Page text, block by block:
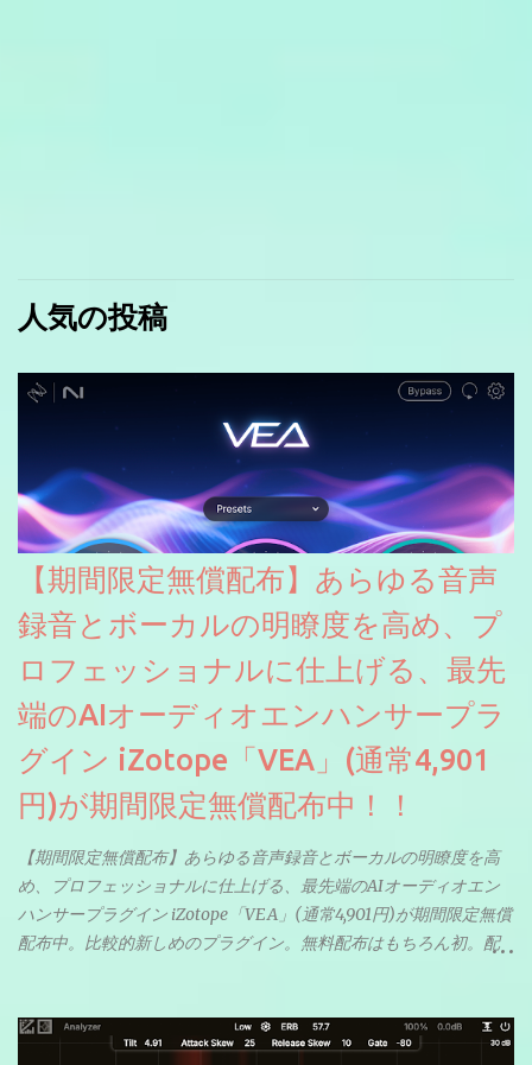
人気の投稿
【期間限定無償配布】あらゆる音声
録音とボーカルの明瞭度を高め、プ
ロフェッショナルに仕上げる、最先
端のAIオーディオエンハンサープラ
グイン iZotope「VEA」(通常4,901
円)が期間限定無償配布中！！
【期間限定無償配布】あらゆる音声録音とボーカルの明瞭度を高
め、プロフェッショナルに仕上げる、最先端のAIオーディオエン
ハンサープラグイン iZotope「VEA」(通常4,901円)が期間限定無償
配布中。比較的新しめのプラグイン。無料配布はもちろん初。配